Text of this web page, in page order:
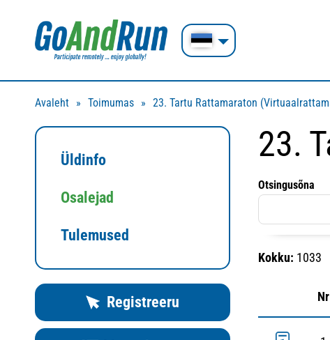
Avaleht Toimumas 23. Tartu Rattamaraton
Üldinfo
Osalejad
Tulemused
Registreeru
23.
Otsingusõna
Kokku: 1033
Nr